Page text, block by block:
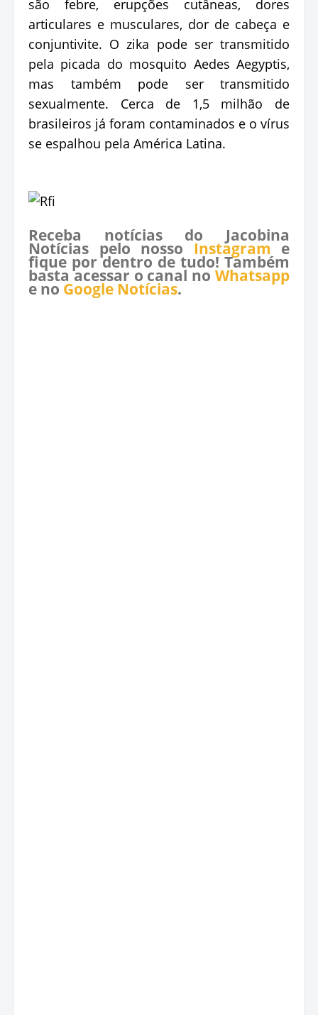
são febre, erupções cutâneas, dores
articulares e musculares, dor de cabeça e
conjuntivite. O zika pode ser transmitido
pela picada do mosquito Aedes Aegyptis,
mas também pode ser transmitido
sexualmente. Cerca de 1,5 milhão de
brasileiros já foram contaminados e o vírus
se espalhou pela América Latina.
Receba notícias do Jacobina
Notícias pelo nosso Instagram e
fique por dentro de tudo! Também
basta acessar o canal no Whatsapp
e no Google Notícias.